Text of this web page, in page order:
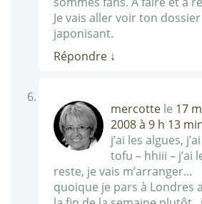
Je vais aller voir ton dossier
japonisant.
Répondre ↓
mercotte le 17
2008 à 9 h 13
j’ai les algues,
tofu – hhiii – j’ai
reste, je vais m’arranger…
quoique je pars à Londres